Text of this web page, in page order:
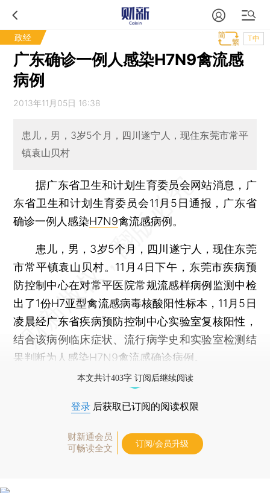
政经 T中
广东确诊一例人感染H7N9禽流感
病例
2013年11月05日 16:38
患儿，男，3岁5个月，四川遂宁人，现住东莞市常平
镇袁山贝村
据广东省卫生和计划生育委员会网站消息，广
东省卫生和计划生育委员会11月5日通报，广东省
确诊一例人感染H7N9禽流感病例。
患儿，男，3岁5个月，四川遂宁人，现住东莞
市常平镇袁山贝村。11月4日下午，东莞市疾病预
防控制中心在对常平医院常规流感样病例监测中检
出了1份H7亚型禽流感病毒核酸阳性标本，11月5日
凌晨经广东省疾病预防控制中心实验室复核阳性，
结合该病例临床症状、流行病学史和实验室检测结
果判断为人感染H7N9禽流感确诊病例。
本文共计403字 订阅后继续阅读
登录 后获取已订阅的阅读权限
财新通会员
可畅读全文
订阅/会员升级